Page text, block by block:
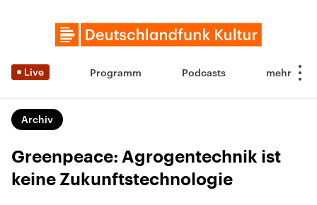
Live Programm Podcasts
Archiv
Greenpeace: Agrogentechnik ist
keine Zukunftstechnologie